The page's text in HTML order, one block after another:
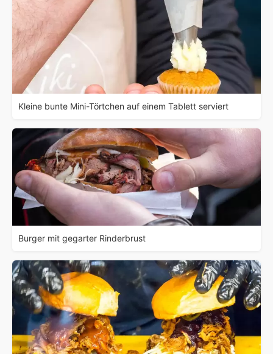
Kleine bunte Mini-Törtchen auf einem Tablett serviert
Burger mit gegarter Rinderbrust